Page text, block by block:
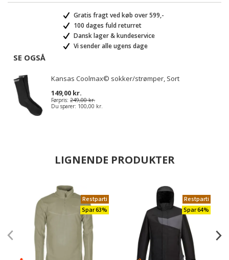
Gratis fragt ved køb over 599,-
100 dages fuld returret
Dansk lager & kundeservice
Vi sender alle ugens dage
SE OGSÅ
Kansas Coolmax© sokker/strømper, Sort
149,00 kr.
Førpris: 249,00 kr.
Du sparer: 100,00 kr.
LIGNENDE PRODUKTER
Restparti
Spar 63%
Restparti
Spar 64%